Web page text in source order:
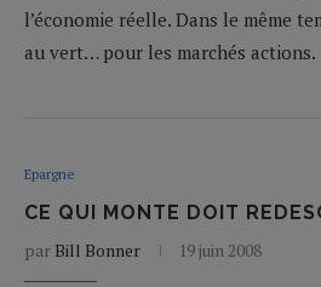
l’économie réelle. Dans le même
au vert… pour les marchés actions.
Epargne
CE QUI MONTE DOIT
par Bill Bonner 19 juin 2008